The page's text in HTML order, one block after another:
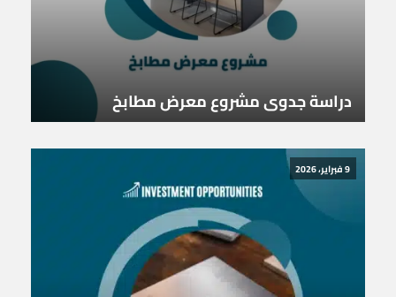
دراسة جدوى مشروع معرض مطابخ
9 فبراير، 2026